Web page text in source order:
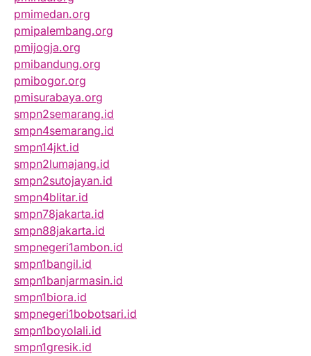
pmimedan.org
pmipalembang.org
pmijogja.org
pmibandung.org
pmibogor.org
pmisurabaya.org
smpn2semarang.id
smpn4semarang.id
smpn14jkt.id
smpn2lumajang.id
smpn2sutojayan.id
smpn4blitar.id
smpn78jakarta.id
smpn88jakarta.id
smpnegeri1ambon.id
smpn1bangil.id
smpn1banjarmasin.id
smpn1biora.id
smpnegeri1bobotsari.id
smpn1boyolali.id
smpn1gresik.id